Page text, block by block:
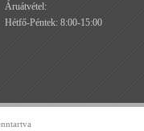
Áruátvétel:
Hétfő-Péntek: 8:00-15:00